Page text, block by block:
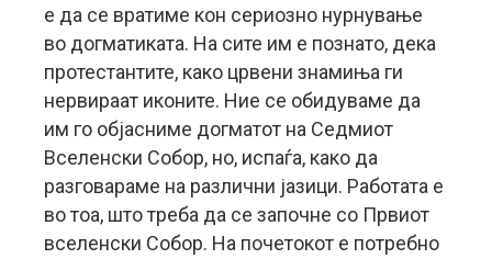
е да се вратиме кон сериозно нурнување
во догматиката. На сите им е познато, дека
протестантите, како црвени знамиња ги
нервираат иконите. Ние се обидуваме да
им го објасниме догматот на Седмиот
Вселенски Собор, но, испаѓа, како да
разговараме на различни јазици. Работата е
во тоа, што треба да се започне со Првиот
вселенски Собор. На почетокот е потребно